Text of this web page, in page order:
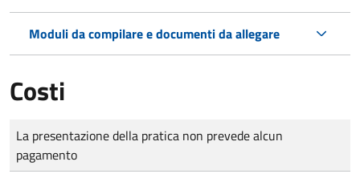
Moduli da compilare e documenti da allegare
Costi
Tipo di pagamento
Importo
La presentazione della pratica non prevede alcun
pagamento